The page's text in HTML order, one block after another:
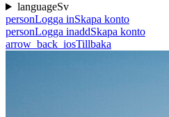
languageSv
personLogga inSkapa konto
personLogga inaddSkapa konto
arrow_back_iosTillbaka